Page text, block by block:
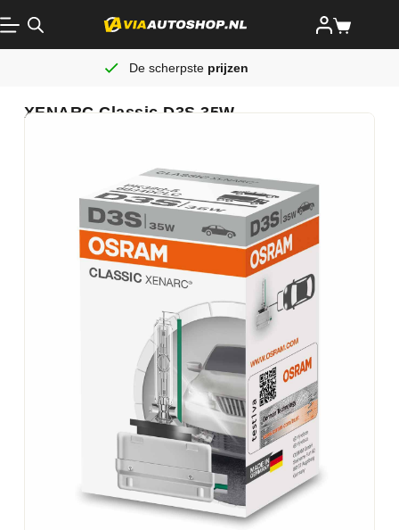
De scherpste prijzen
XENARC Classic D3S 35W